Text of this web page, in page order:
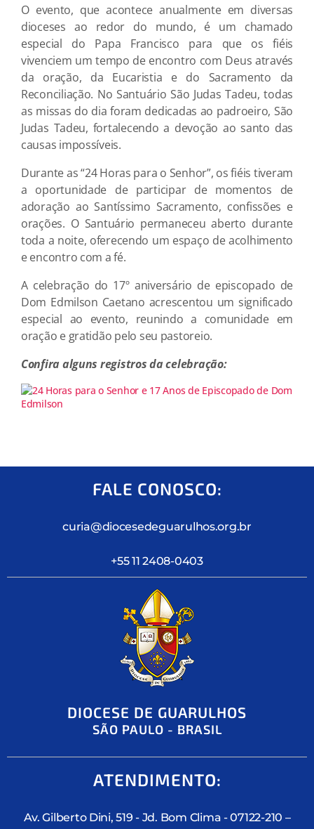
O evento, que acontece anualmente em diversas
dioceses ao redor do mundo, é um chamado
especial do Papa Francisco para que os fiéis
vivenciem um tempo de encontro com Deus através
da oração, da Eucaristia e do Sacramento da
Reconciliação. No Santuário São Judas Tadeu, todas
as missas do dia foram dedicadas ao padroeiro, São
Judas Tadeu, fortalecendo a devoção ao santo das
causas impossíveis.
Durante as “24 Horas para o Senhor”, os fiéis tiveram
a oportunidade de participar de momentos de
adoração ao Santíssimo Sacramento, confissões e
orações. O Santuário permaneceu aberto durante
toda a noite, oferecendo um espaço de acolhimento
e encontro com a fé.
A celebração do 17º aniversário de episcopado de
Dom Edmilson Caetano acrescentou um significado
especial ao evento, reunindo a comunidade em
oração e gratidão pelo seu pastoreio.
Confira alguns registros da celebração:
FALE CONOSCO:
curia@diocesedeguarulhos.org.br
+55 11 2408-0403
DIOCESE DE GUARULHOS
SÃO PAULO - BRASIL
ATENDIMENTO:
Av. Gilberto Dini, 519 - Jd. Bom Clima - 07122-210 –